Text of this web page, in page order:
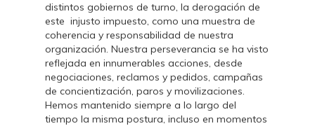
distintos gobiernos de turno, la derogación de
este injusto impuesto, como una muestra de
coherencia y responsabilidad de nuestra
organización. Nuestra perseverancia se ha visto
reflejada en innumerables acciones, desde
negociaciones, reclamos y pedidos, campañas
de concientización, paros y movilizaciones.
Hemos mantenido siempre a lo largo del
tiempo la misma postura, incluso en momentos